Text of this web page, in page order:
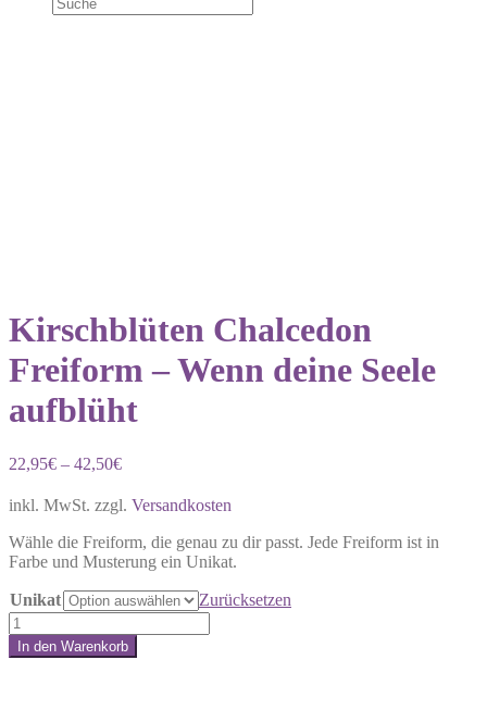
Kirschblüten Chalcedon
Freiform – Wenn deine Seele
aufblüht
22,95€ – 42,50€
inkl. MwSt. zzgl. Versandkosten
Wähle die Freiform, die genau zu dir passt. Jede Freiform ist in
Farbe und Musterung ein Unikat.
Unikat
Zurücksetzen
Kirschblüten
Chalcedon
Freiform
In den Warenkorb